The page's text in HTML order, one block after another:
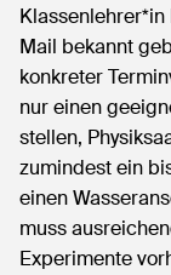
Mail bekannt
konkreter
nur einen
stellen,
zumindest ein
einen
muss
Experimente